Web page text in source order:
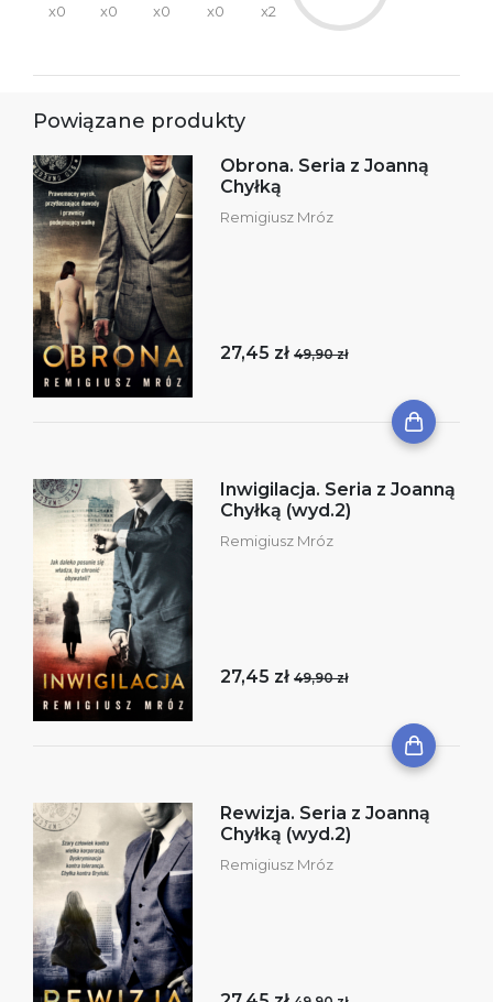
x0
x0
x0
x0
x2
Powiązane produkty
Obrona. Seria z Joanną
Chyłką
Remigiusz Mróz
27,45 zł 49,90 zł
Inwigilacja. Seria z Joanną
Chyłką (wyd.2)
Remigiusz Mróz
27,45 zł 49,90 zł
Rewizja. Seria z Joanną
Chyłką (wyd.2)
Remigiusz Mróz